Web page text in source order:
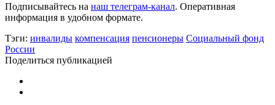
Подписывайтесь на наш телеграм-канал. Оперативная
информация в удобном формате.
Тэги: инвалиды компенсация пенсионеры Социальный фонд
России
Поделиться публикацией